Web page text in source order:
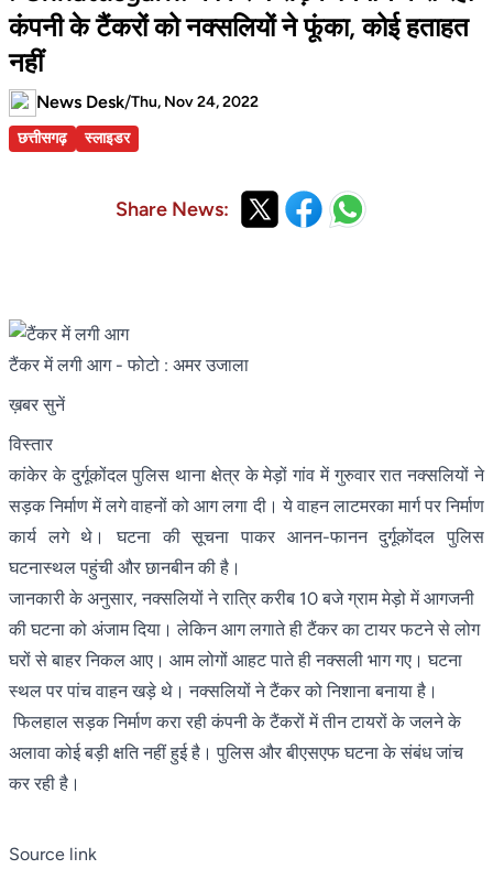
कंपनी के टैंकरों को नक्सलियों ने फूंका, कोई हताहत
नहीं
News Desk/Thu, Nov 24, 2022
छत्तीसगढ़
स्लाइडर
Share News:
टैंकर में लगी आग - फोटो : अमर उजाला
ख़बर सुनें
विस्तार
कांकेर के दुर्गूकोंदल पुलिस थाना क्षेत्र के मेड़ों गांव में गुरुवार रात नक्सलियों ने
सड़क निर्माण में लगे वाहनों को आग लगा दी। ये वाहन लाटमरका मार्ग पर निर्माण
कार्य लगे थे। घटना की सूचना पाकर आनन-फानन दुर्गूकोंदल पुलिस
घटनास्थल पहुंची और छानबीन की है।
जानकारी के अनुसार, नक्सलियों ने रात्रि करीब 10 बजे ग्राम मेड़ो में आगजनी
की घटना को अंजाम दिया। लेकिन आग लगाते ही टैंकर का टायर फटने से लोग
घरों से बाहर निकल आए। आम लोगों आहट पाते ही नक्सली भाग गए। घटना
स्थल पर पांच वाहन खड़े थे। नक्सलियों ने टैंकर को निशाना बनाया है।
फिलहाल सड़क निर्माण करा रही कंपनी के टैंकरों में तीन टायरों के जलने के
अलावा कोई बड़ी क्षति नहीं हुई है। पुलिस और बीएसएफ घटना के संबंध जांच
कर रही है।
Source link